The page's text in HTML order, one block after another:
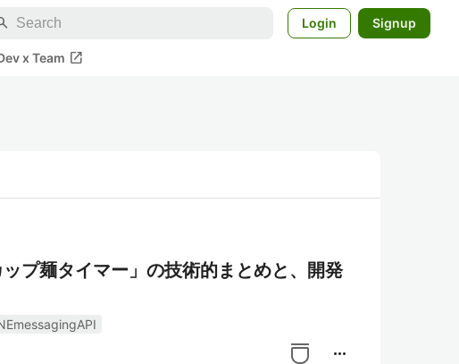
Login Signup
x Team open_in_new
プ麺タイマー」の技術的まとめと、開発
more_horiz